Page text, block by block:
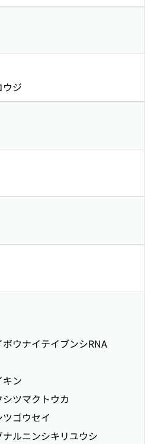
ウジ
ボウナイテイブンシRNA
ン
ツマクトウカ
ゴウセイ
ナルニンシキリユウシ